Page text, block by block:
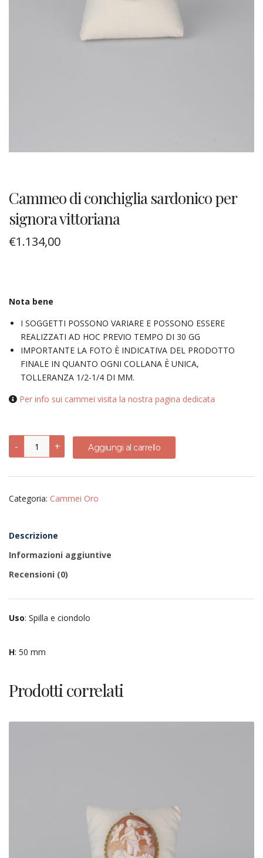
Cammeo di conchiglia sardonico per
signora vittoriana
€1.134,00
Nota bene
I SOGGETTI POSSONO VARIARE E POSSONO ESSERE
REALIZZATI AD HOC PREVIO TEMPO DI 30 GG
IMPORTANTE LA FOTO È INDICATIVA DEL PRODOTTO
FINALE IN QUANTO OGNI COLLANA È UNICA,
TOLLERANZA 1/2-1/4 DI MM.
Per info sui cammei visita la nostra pagina dedicata
-
Cammeo
conchiglia
per
vittoriana
+ Aggiungi al carrello
Categoria: Cammei Oro
Descrizione
Informazioni aggiuntive
Recensioni (0)
Uso: Spilla e ciondolo
H: 50 mm
Prodotti correlati